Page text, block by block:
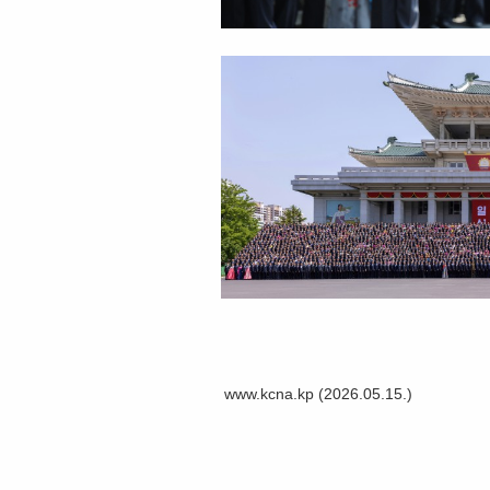
www.kcna.kp (2026.05.15.)